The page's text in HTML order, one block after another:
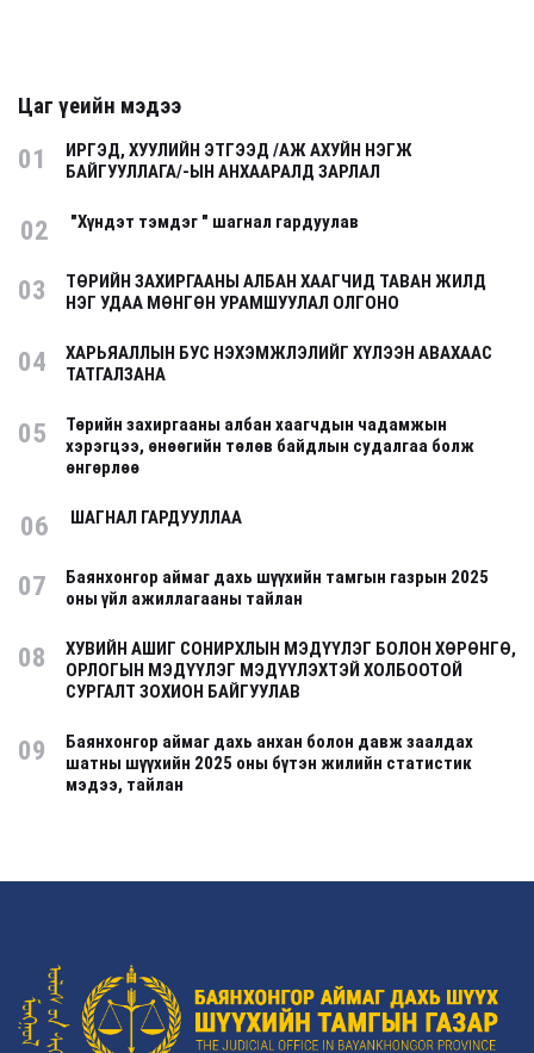
Цаг үеийн мэдээ
01
ИРГЭД, ХУУЛИЙН ЭТГЭЭД /АЖ АХУЙН НЭГЖ
БАЙГУУЛЛАГА/-ЫН АНХААРАЛД ЗАРЛАЛ
02 "Хүндэт тэмдэг " шагнал гардуулав
03
ТӨРИЙН ЗАХИРГААНЫ АЛБАН ХААГЧИД ТАВАН ЖИЛД
НЭГ УДАА МӨНГӨН УРАМШУУЛАЛ ОЛГОНО
04
ХАРЬЯАЛЛЫН БУС НЭХЭМЖЛЭЛИЙГ ХҮЛЭЭН АВАХААС
ТАТГАЛЗАНА
05
Төрийн захиргааны албан хаагчдын чадамжын
хэрэгцээ, өнөөгийн төлөв байдлын судалгаа болж
өнгөрлөө
06 ШАГНАЛ ГАРДУУЛЛАА
07
Баянхонгор аймаг дахь шүүхийн тамгын газрын 2025
оны үйл ажиллагааны тайлан
08
ХУВИЙН АШИГ СОНИРХЛЫН МЭДҮҮЛЭГ БОЛОН ХӨРӨНГӨ,
ОРЛОГЫН МЭДҮҮЛЭГ МЭДҮҮЛЭХТЭЙ ХОЛБООТОЙ
СУРГАЛТ ЗОХИОН БАЙГУУЛАВ
09
Баянхонгор аймаг дахь анхан болон давж заалдах
шатны шүүхийн 2025 оны бүтэн жилийн статистик
мэдээ, тайлан